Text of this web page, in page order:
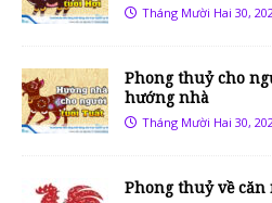
Tháng Mười Hai 30,
Phong thuỷ cho
hướng nhà
Tháng Mười Hai 30,
Phong thuỷ về